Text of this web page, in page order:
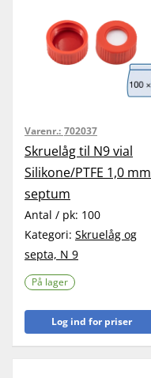
Varenr.: 702037
Skruelåg til N9 vial
Silikone/PTFE 1,0 mm
septum
Antal / pk: 100
Kategori: Skruelåg og
septa, N 9
På lager
Log ind for priser